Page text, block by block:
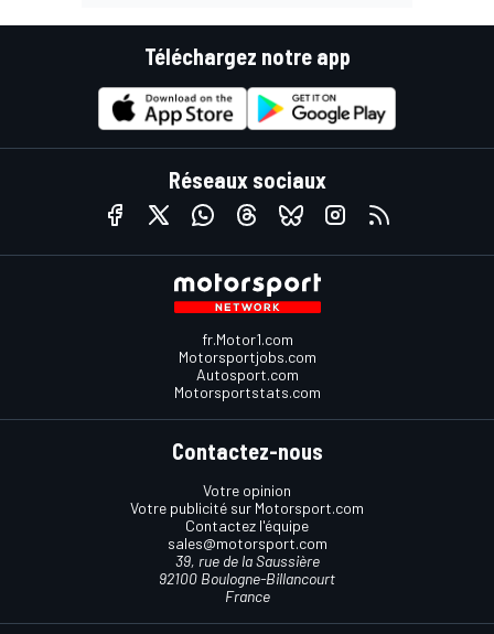
Téléchargez notre app
Réseaux sociaux
fr.Motor1.com
Motorsportjobs.com
Autosport.com
Motorsportstats.com
Contactez-nous
Votre opinion
Votre publicité sur Motorsport.com
Contactez l'équipe
sales@motorsport.com
39, rue de la Saussière
92100 Boulogne-Billancourt
France